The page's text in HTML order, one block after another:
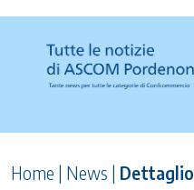
Home | News | Dettaglio